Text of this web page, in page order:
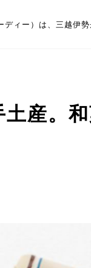
ディー）は、三越伊
産。